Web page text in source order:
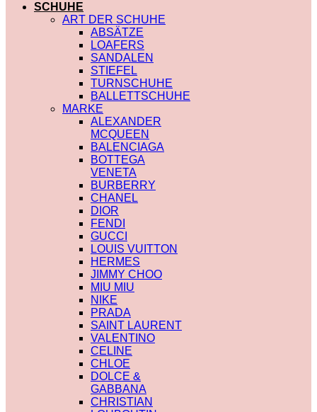
SCHUHE
ART DER SCHUHE
ABSÄTZE
LOAFERS
SANDALEN
STIEFEL
TURNSCHUHE
BALLETTSCHUHE
MARKE
ALEXANDER
MCQUEEN
BALENCIAGA
BOTTEGA
VENETA
BURBERRY
CHANEL
DIOR
FENDI
GUCCI
LOUIS VUITTON
HERMES
JIMMY CHOO
MIU MIU
NIKE
PRADA
SAINT LAURENT
VALENTINO
CELINE
CHLOE
DOLCE &
GABBANA
CHRISTIAN